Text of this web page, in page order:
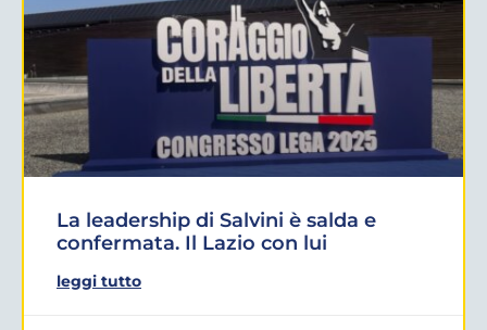
La leadership di Salvini è salda e
confermata. Il Lazio con lui
leggi tutto